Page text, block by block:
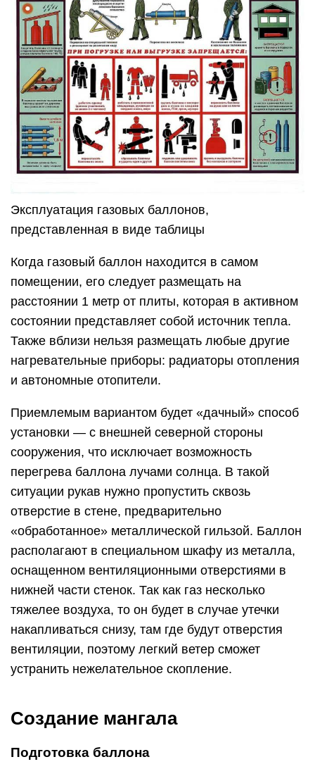
Эксплуатация газовых баллонов,
представленная в виде таблицы
Когда газовый баллон находится в самом
помещении, его следует размещать на
расстоянии 1 метр от плиты, которая в активном
состоянии представляет собой источник тепла.
Также вблизи нельзя размещать любые другие
нагревательные приборы: радиаторы отопления
и автономные отопители.
Приемлемым вариантом будет «дачный» способ
установки — с внешней северной стороны
сооружения, что исключает возможность
перегрева баллона лучами солнца. В такой
ситуации рукав нужно пропустить сквозь
отверстие в стене, предварительно
«обработанное» металлической гильзой. Баллон
располагают в специальном шкафу из металла,
оснащенном вентиляционными отверстиями в
нижней части стенок. Так как газ несколько
тяжелее воздуха, то он будет в случае утечки
накапливаться снизу, там где будут отверстия
вентиляции, поэтому легкий ветер сможет
устранить нежелательное скопление.
Создание мангала
Подготовка баллона